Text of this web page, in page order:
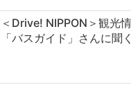
＜Drive! NIPPON＞観光
「バスガイド」さんに聞